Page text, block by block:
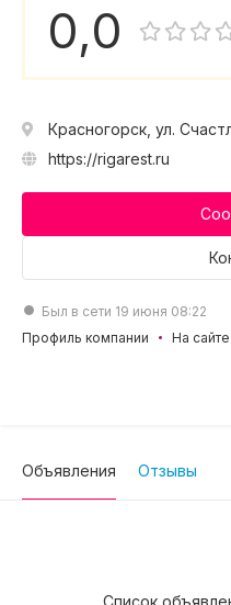
0,0
Красногорск, ул.
https://rigarest.ru
Был в сети 19 июня 08:22
Профиль компании
На
Объявления Отзывы
Список